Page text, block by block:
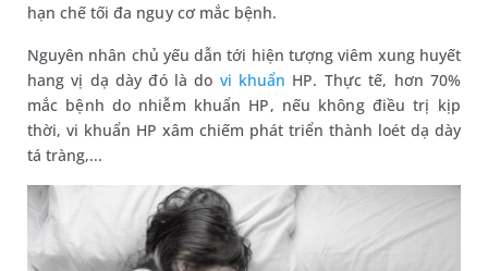
hạn chế tối đa nguy cơ mắc bệnh.
Nguyên nhân chủ yếu dẫn tới hiện tượng viêm xung huyết
hang vị dạ dày đó là do vi khuẩn HP. Thực tế, hơn 70%
mắc bệnh do nhiễm khuẩn HP, nếu không điều trị kịp
thời, vi khuẩn HP xâm chiếm phát triển thành loét dạ dày
tá tràng,...